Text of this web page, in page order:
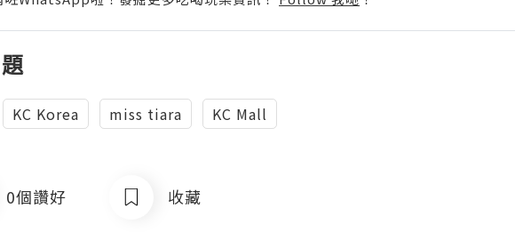
KC Korea miss tiara KC Mall
0個讚好 收藏